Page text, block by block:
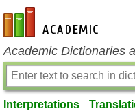
en-academic.com
Academic Dictionaries
Interpretations